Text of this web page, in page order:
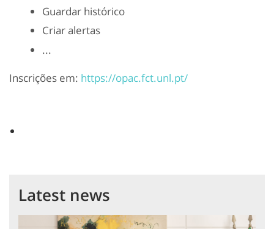
Guardar histórico
Criar alertas
...
Inscrições em: https://opac.fct.unl.pt/
Latest news